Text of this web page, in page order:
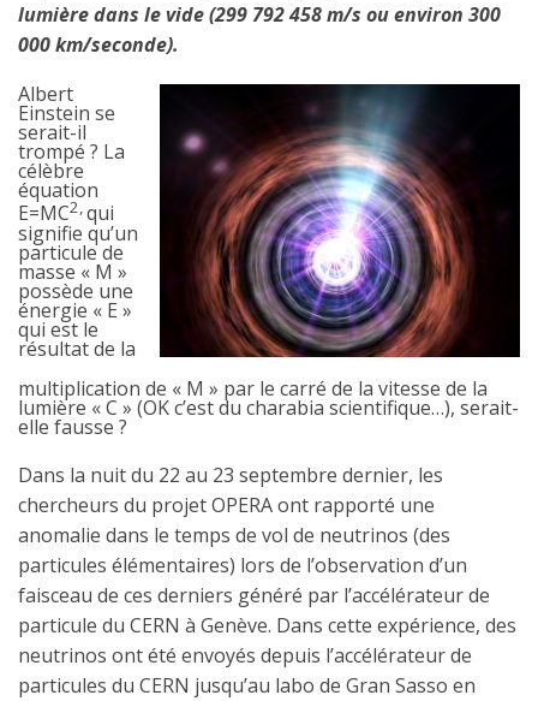
lumière dans le vide (299 792 458 m/s ou environ 300
000 km/seconde).
Albert
Einstein se
serait-il
trompé ? La
célèbre
équation
E=MC2,qui
signifie qu’un
particule de
masse « M »
possède une
énergie « E »
qui est le
résultat de la
multiplication de « M » par le carré de la vitesse de la
lumière « C » (OK c’est du charabia scientifique…), serait-
elle fausse ?
Dans la nuit du 22 au 23 septembre dernier, les
chercheurs du projet OPERA ont rapporté une
anomalie dans le temps de vol de neutrinos (des
particules élémentaires) lors de l’observation d’un
faisceau de ces derniers généré par l’accélérateur de
particule du CERN à Genève. Dans cette expérience, des
neutrinos ont été envoyés depuis l’accélérateur de
particules du CERN jusqu’au labo de Gran Sasso en